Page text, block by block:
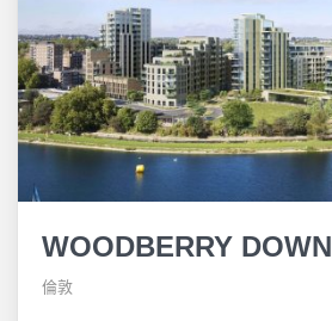
WOODBERRY DOWN
倫敦